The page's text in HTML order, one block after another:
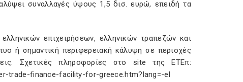
συναλλαγές ύψους 1,5 δισ. ευρώ, επειδή τα
επιχειρήσεων, ελληνικών τραπεζών και
ή σημαντική περιφερειακή κάλυψη σε περιοχές
Σχετικές πληροφορίες στο site της ΕΤΕπ:
trade-finance-facility-for-greece.htm?lang=-el